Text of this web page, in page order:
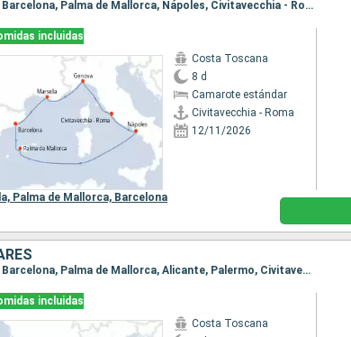
Itinerario : Civitavecchia - Roma, Genova, Marsella, Barcelona, Palma de Mallorca, Nápoles, Civitavecchia - Roma
incluidas
Costa Toscana
8 d
Camarote estándar
Civitavecchia - Roma
12/11/2026
Palma de Mallorca, Barcelona
Itinerario : Civitavecchia - Roma, Genova, Marsella, Barcelona, Palma de Mallorca, Alicante, Palermo, Civitavecchia - Roma
incluidas
Costa Toscana